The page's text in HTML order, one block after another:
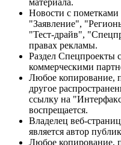
Новости с
"Заявление",
"Тест-драйв",
правах рекламы.
Раздел Спецпроекты
коммерческими
Любое копирование,
другое
ссылку на
воспрещается.
Владелец веб-
является автор
Любое копирование,